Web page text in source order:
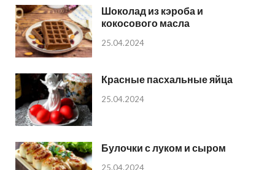
Шоколад из кэроба и
кокосового масла
25.04.2024
Красные пасхальные яйца
25.04.2024
Булочки с луком и сыром
25.04.2024